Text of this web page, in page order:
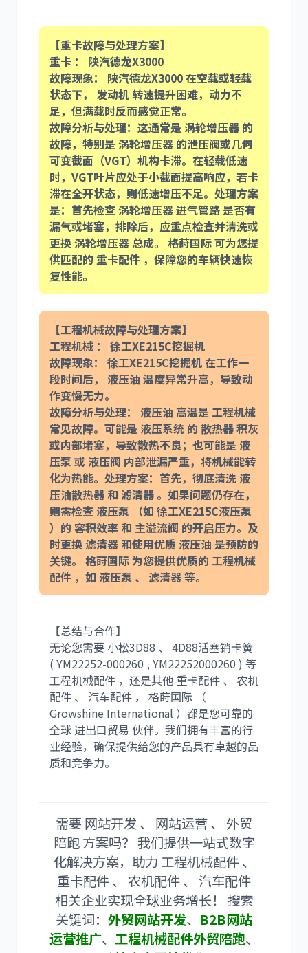
【重卡故障与处理方案】
重卡 ： 陕汽德龙X3000
故障现象： 陕汽德龙X3000 在空载或轻载
状态下， 发动机 转速提升困难，动力不
足，但满载时反而感觉正常。
故障分析与处理：这通常是 涡轮增压器 的
故障，特别是 涡轮增压器 的泄压阀或几何
可变截面（VGT）机构卡滞。在轻载低速
时，VGT叶片应处于小截面提高响应，若卡
滞在全开状态，则低速增压不足。处理方案
是：首先检查 涡轮增压器 进气管路 是否有
漏气或堵塞，排除后，应重点检查并清洗或
更换 涡轮增压器 总成。 格莳国际 可为您提
供匹配的 重卡配件 ，保障您的车辆快速恢
复性能。
【工程机械故障与处理方案】
工程机械 ： 徐工XE215C挖掘机
故障现象： 徐工XE215C挖掘机 在工作一
段时间后， 液压油 温度异常升高，导致动
作变慢无力。
故障分析与处理： 液压油 高温是 工程机械
常见故障。可能是 液压系统 的 散热器 积灰
或内部堵塞，导致散热不良；也可能是 液
压泵 或 液压阀 内部泄漏严重，将机械能转
化为热能。处理方案：首先，彻底清洗 液
压油散热器 和 滤清器 。如果问题仍存在，
则需检查 液压泵 （如 徐工XE215C液压泵
）的 容积效率 和 主溢流阀 的开启压力。及
时更换 滤清器 和使用优质 液压油 是预防的
关键。 格莳国际 为您提供优质的 工程机械
配件 ，如 液压泵 、 滤清器 等。
【总结与合作】
无论您需要 小松3D88 、 4D88活塞销卡簧
( YM22252-000260 , YM22252000260 ) 等
工程机械配件 ，还是其他 重卡配件 、 农机
配件 、 汽车配件 ， 格莳国际 （
Growshine International ）都是您可靠的
全球 进出口贸易 伙伴。我们拥有丰富的行
业经验，确保提供给您的产品具有卓越的品
质和竞争力。
需要 网站开发 、 网站运营 、 外贸
陪跑 方案吗？ 我们提供一站式数字
化解决方案，助力 工程机械配件 、
重卡配件 、 农机配件 、 汽车配件
相关企业实现全球业务增长！ 搜索
关键词： 外贸网站开发、 B2B网站
运营推广、 工程机械配件外贸陪跑、